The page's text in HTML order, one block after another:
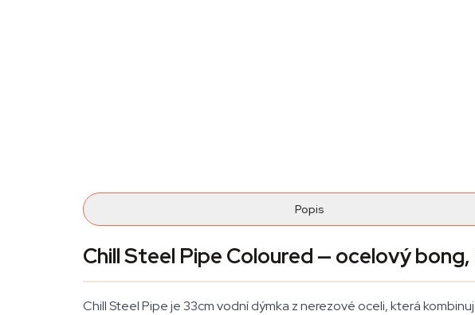
Popis
Chill Steel Pipe Coloured — ocelový
Chill Steel Pipe je 33cm vodní dýmka z nerezové oceli, která